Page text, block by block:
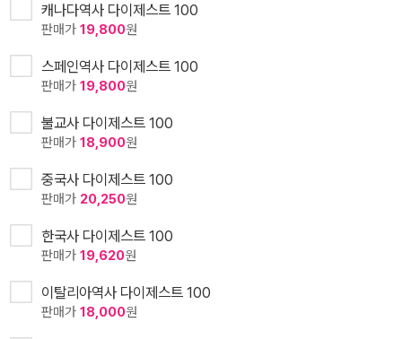
캐나다역사 다이제스트 100
판매가 19,800원
스페인역사 다이제스트 100
판매가 19,800원
불교사 다이제스트 100
판매가 18,900원
중국사 다이제스트 100
판매가 20,250원
한국사 다이제스트 100
판매가 19,620원
이탈리아역사 다이제스트 100
판매가 18,000원